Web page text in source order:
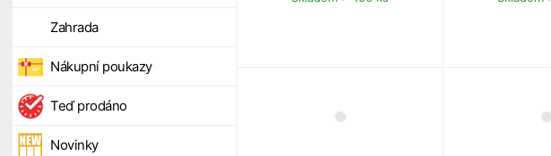
Zahrada
Nákupní poukazy
Teď prodáno
Novinky